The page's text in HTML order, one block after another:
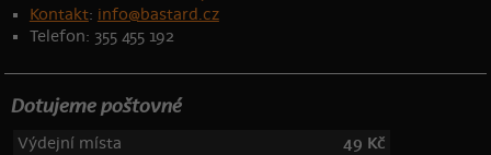
Kontakt: info@bastard.cz
Telefon: 355 455 192
Dotujeme poštovné
Výdejní místa
49 Kč